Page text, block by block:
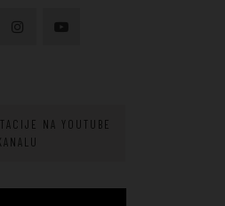
NA YOUTUBE